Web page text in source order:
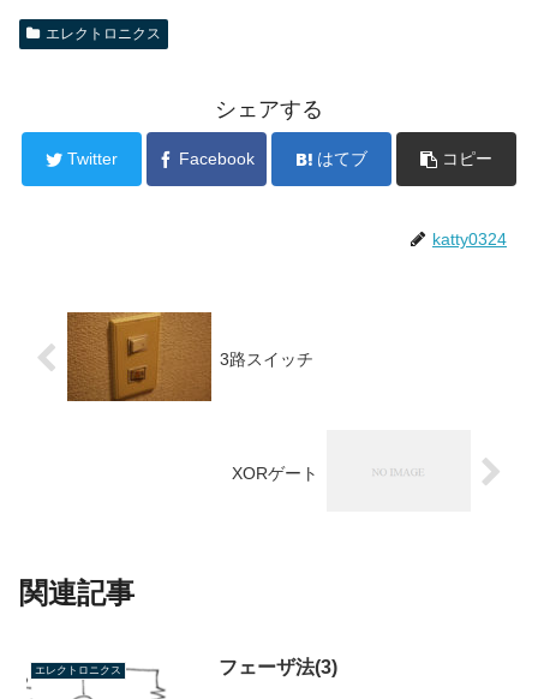
エレクトロニクス
シェアする
Twitter Facebook はてブ コピー
katty0324
3路スイッチ
XORゲート
関連記事
エレクトロニクス フェーザ法(3)